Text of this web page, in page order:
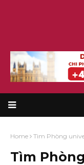
Home Tìm Phòng
Tìm